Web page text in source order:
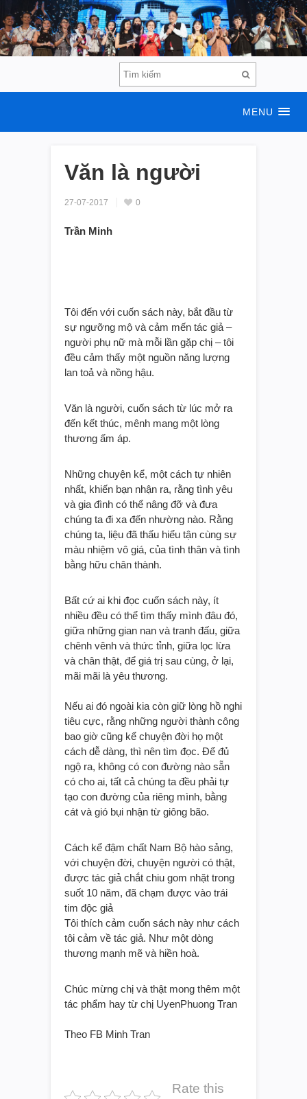
MENU
Văn là người
27-07-2017 0
Trần Minh
Tôi đến với cuốn sách này, bắt đầu từ
sự ngưỡng mộ và cảm mến tác giả –
người phụ nữ mà mỗi lần gặp chị – tôi
đều cảm thấy một nguồn năng lượng
lan toả và nồng hậu.
Văn là người, cuốn sách từ lúc mở ra
đến kết thúc, mênh mang một lòng
thương ấm áp.
Những chuyện kể, một cách tự nhiên
nhất, khiến bạn nhận ra, rằng tình yêu
và gia đình có thể nâng đỡ và đưa
chúng ta đi xa đến nhường nào. Rằng
chúng ta, liệu đã thấu hiểu tận cùng sự
màu nhiệm vô giá, của tình thân và tình
bằng hữu chân thành.
Bất cứ ai khi đọc cuốn sách này, ít
nhiều đều có thể tìm thấy mình đâu đó,
giữa những gian nan và tranh đấu, giữa
chênh vênh và thức tỉnh, giữa lọc lừa
và chân thật, để giá trị sau cùng, ở lại,
mãi mãi là yêu thương.
Nếu ai đó ngoài kia còn giữ lòng hồ nghi
tiêu cực, rằng những người thành công
bao giờ cũng kể chuyện đời họ một
cách dễ dàng, thì nên tìm đọc. Để đủ
ngộ ra, không có con đường nào sẵn
có cho ai, tất cả chúng ta đều phải tự
tạo con đường của riêng mình, bằng
cát và gió bụi nhận từ giông bão.
Cách kể đậm chất Nam Bộ hào sảng,
với chuyện đời, chuyện người có thật,
được tác giả chắt chiu gom nhặt trong
suốt 10 năm, đã chạm được vào trái
tim độc giả
Tôi thích cảm cuốn sách này như cách
tôi cảm về tác giả. Như một dòng
thương mạnh mẽ và hiền hoà.
Chúc mừng chị và thật mong thêm một
tác phẩm hay từ chị UyenPhuong Tran
Theo FB Minh Tran
Rate this